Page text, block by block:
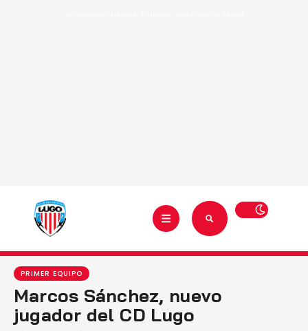
PRIMER EQUIPO
Marcos Sánchez, nuevo
jugador del CD Lugo